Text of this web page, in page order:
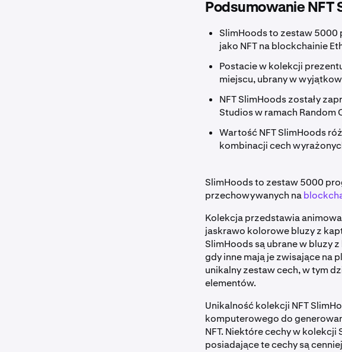
Podsumowanie NFT
SlimHoods to zestaw 5000
jako NFT na blockchainie
Postacie w kolekcji
miejscu, ubrany w
NFT SlimHoods zostały
Studios w ramach Random
Wartość NFT SlimHoods
kombinacji cech
SlimHoods to zestaw 5000
przechowywanych na
Kolekcja przedstawia
jaskrawo kolorowe bluzy z
SlimHoods są ubrane w bluzy
gdy inne mają je zwisające na
unikalny zestaw cech, w tym
elementów.
Unikalność kolekcji NFT
komputerowego do
NFT. Niektóre cechy w
posiadające te cechy są